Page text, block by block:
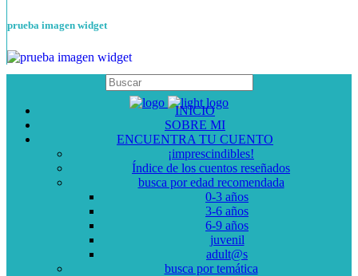
prueba imagen widget
INICIO
SOBRE MI
ENCUENTRA TU CUENTO
¡imprescindibles!
Índice de los cuentos reseñados
busca por edad recomendada
0-3 años
3-6 años
6-9 años
juvenil
adult@s
busca por temática